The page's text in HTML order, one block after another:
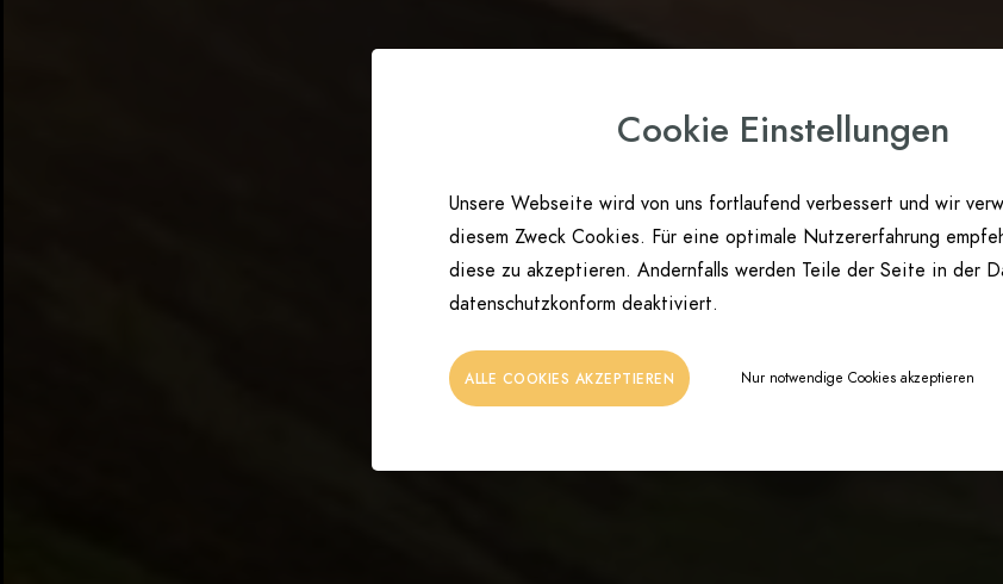
Cookie Einstellungen
Unsere Webseite wird von uns fortlaufend verbessert und wir
diesem Zweck Cookies. Für eine optimale Nutzererfahrung
diese zu akzeptieren. Andernfalls werden Teile der Seite in der
datenschutzkonform deaktiviert.
ALLE COOKIES AKZEPTIEREN Nur notwendige Cookies akzeptieren